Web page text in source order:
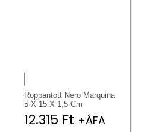
Roppantott Nero Marquina
5 X 15 X 1,5 Cm
12.315 Ft +ÁFA